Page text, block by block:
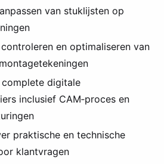
van stuklijsten op
en optimaliseren van
digitale
inclusief CAM‑proces en
praktische en technische
klantvragen